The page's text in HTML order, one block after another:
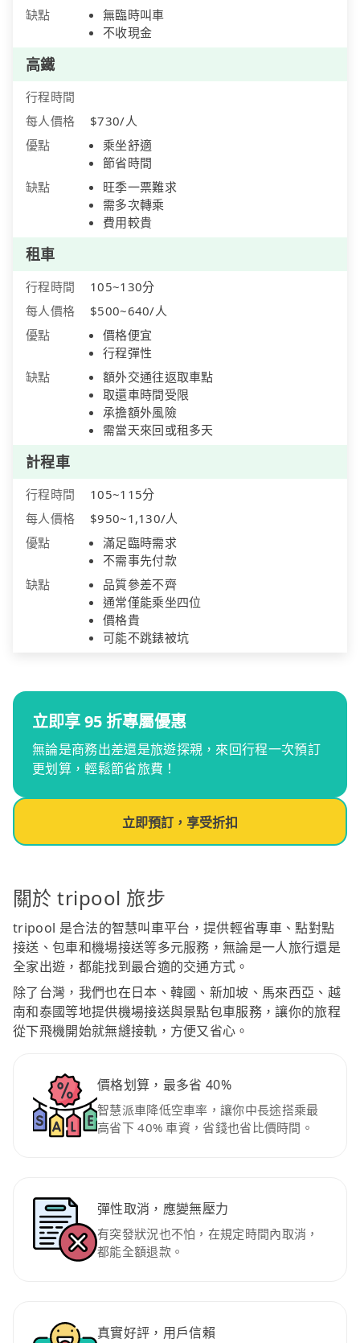
缺點
無臨時叫車
不收現金
高鐵
行程時間
每人價格
$730/人
優點
乘坐舒適
節省時間
缺點
旺季一票難求
需多次轉乘
費用較貴
租車
行程時間
105~130分
每人價格
$500~640/人
優點
價格便宜
行程彈性
缺點
額外交通往返取車點
取還車時間受限
承擔額外風險
需當天來回或租多天
計程車
行程時間
105~115分
每人價格
$950~1,130/人
優點
滿足臨時需求
不需事先付款
缺點
品質參差不齊
通常僅能乘坐四位
價格貴
可能不跳錶被坑
立即享 95 折專屬優惠
無論是商務出差還是旅遊探親，來回行程一次預訂
更划算，輕鬆節省旅費！
立即預訂，享受折扣
關於 tripool 旅步
tripool 是合法的智慧叫車平台，提供輕省專車、點對點
接送、包車和機場接送等多元服務，無論是一人旅行還是
全家出遊，都能找到最合適的交通方式。
除了台灣，我們也在日本、韓國、新加坡、馬來西亞、越
南和泰國等地提供機場接送與景點包車服務，讓你的旅程
從下飛機開始就無縫接軌，方便又省心。
價格划算，最多省 40%
智慧派車降低空車率，讓你中長途搭乘最
高省下 40% 車資，省錢也省比價時間。
彈性取消，應變無壓力
有突發狀況也不怕，在規定時間內取消，
都能全額退款。
真實好評，用戶信賴